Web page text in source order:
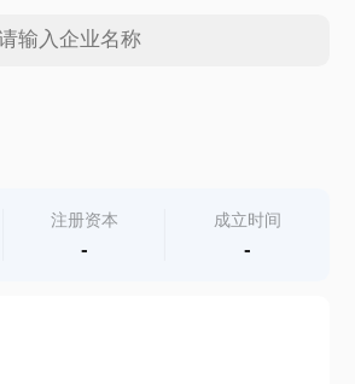
注册资本
-
成立时间
-